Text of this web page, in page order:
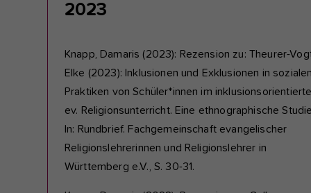
2023
Knapp, Damaris (2023): Rezension zu: Theurer-
Elke (2023): Inklusionen und Exklusionen in
Praktiken von Schüler*innen im
ev. Religionsunterricht. Eine ethnographische
In: Rundbrief. Fachgemeinschaft evangelischer
Religionslehrerinnen und Religionslehrer in
Württemberg e.V., S. 30-31.